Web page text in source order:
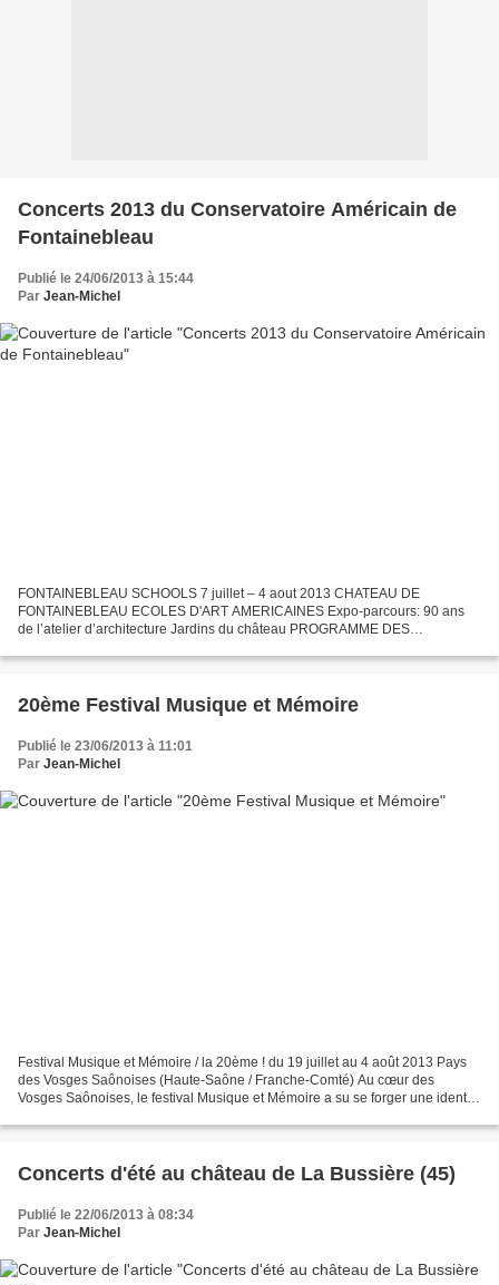
Concerts 2013 du Conservatoire Américain de
Fontainebleau
Publié le 24/06/2013 à 15:44
Par Jean-Michel
FONTAINEBLEAU SCHOOLS 7 juillet – 4 aout 2013 CHATEAU DE
FONTAINEBLEAU ECOLES D'ART AMERICAINES Expo-parcours: 90 ans
de l’atelier d’architecture Jardins du château PROGRAMME DES
château...
20ème Festival Musique et Mémoire
Publié le 23/06/2013 à 11:01
Par Jean-Michel
Festival Musique et Mémoire / la 20ème ! du 19 juillet au 4 août 2013 Pays
des Vosges Saônoises (Haute-Saône / Franche-Comté) Au cœur des
Vosges Saônoises, le festival Musique et Mémoire a su se forger une identité
Concerts d'été au château de La Bussière (45)
Publié le 22/06/2013 à 08:34
Par Jean-Michel